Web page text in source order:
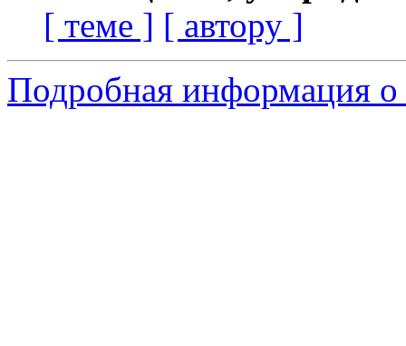
[ теме ] [ автору ]
Подробная информация